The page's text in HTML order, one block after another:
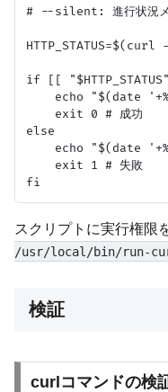
# --silent: 進行状況メー
if [[
echo "$(date
    exit 0 # 成功
else
echo "$(date
    exit 1 # 失敗
スクリプトに実行権限
/usr/local/bin/run-
検証
curlコマンドの検